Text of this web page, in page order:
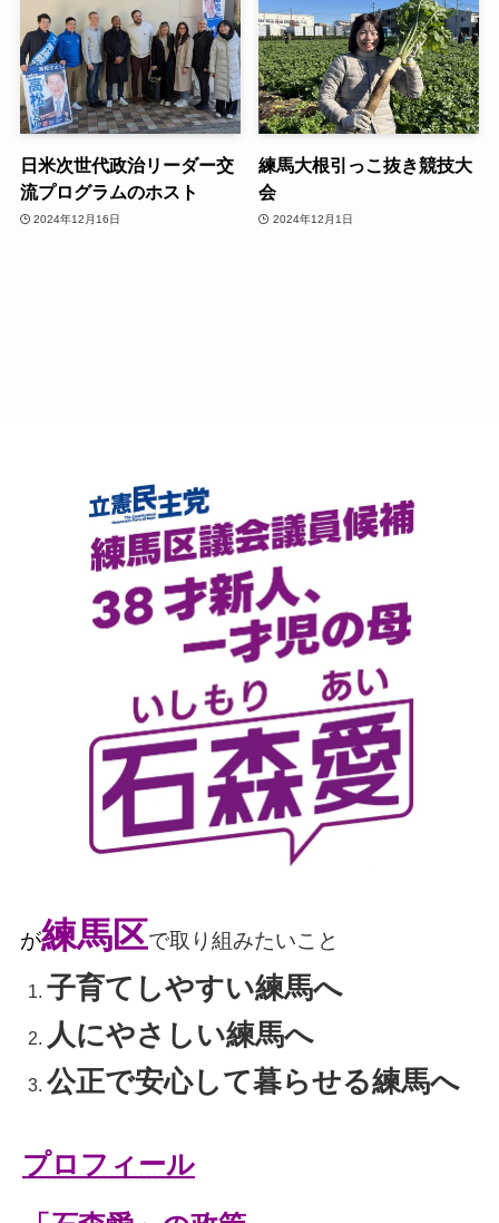
日米次世代政治リーダー交
流プログラムのホスト
2024年12月16日
練馬大根引っこ抜き競技大
会
2024年12月1日
が練馬区で取り組みたいこと
子育てしやすい練馬へ
人にやさしい練馬へ
公正で安心して暮らせる練馬へ
プロフィール